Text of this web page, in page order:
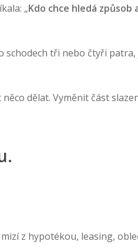
„Kdo chce hledá způsob
tři nebo čtyři
dělat. Vyměnit část
z hypotékou, leasing,